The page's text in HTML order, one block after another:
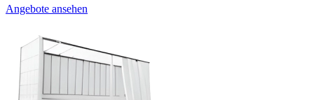
Angebote ansehen